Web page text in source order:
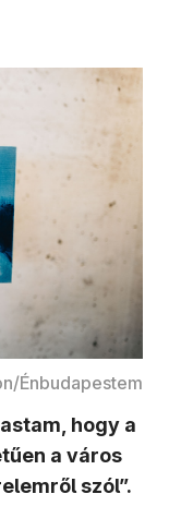
Énbudapestem
hogy a
a város
szól”.